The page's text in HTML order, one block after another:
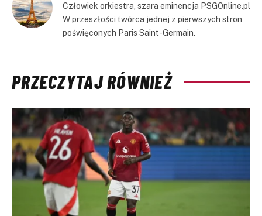
Człowiek orkiestra, szara eminencja PSGOnline.pl
W przeszłości twórca jednej z pierwszych stron
poświęconych Paris Saint-Germain.
PRZECZYTAJ RÓWNIEŻ